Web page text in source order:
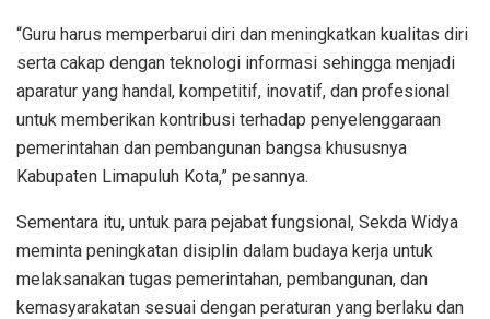
“Guru harus memperbarui diri dan meningkatkan kualitas diri
serta cakap dengan teknologi informasi sehingga menjadi
aparatur yang handal, kompetitif, inovatif, dan profesional
untuk memberikan kontribusi terhadap penyelenggaraan
pemerintahan dan pembangunan bangsa khususnya
Kabupaten Limapuluh Kota,” pesannya.
Sementara itu, untuk para pejabat fungsional, Sekda Widya
meminta peningkatan disiplin dalam budaya kerja untuk
melaksanakan tugas pemerintahan, pembangunan, dan
kemasyarakatan sesuai dengan peraturan yang berlaku dan